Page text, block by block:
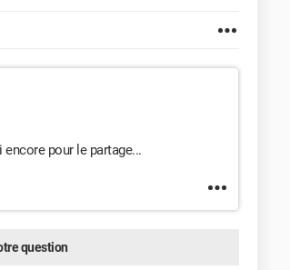
pour le partage...
question